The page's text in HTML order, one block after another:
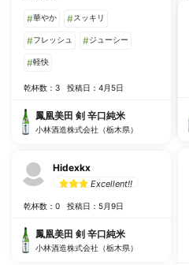
#華やか #スッキリ
#フレッシュ #ジューシー
#軽快
乾杯数：3 投稿日：4月5日
鳳凰美田 剣 辛口純米
小林酒造株式会社（栃木県）
Hidexkx
Excellent!!
乾杯数：0 投稿日：5月9日
鳳凰美田 剣 辛口純米
小林酒造株式会社（栃木県）